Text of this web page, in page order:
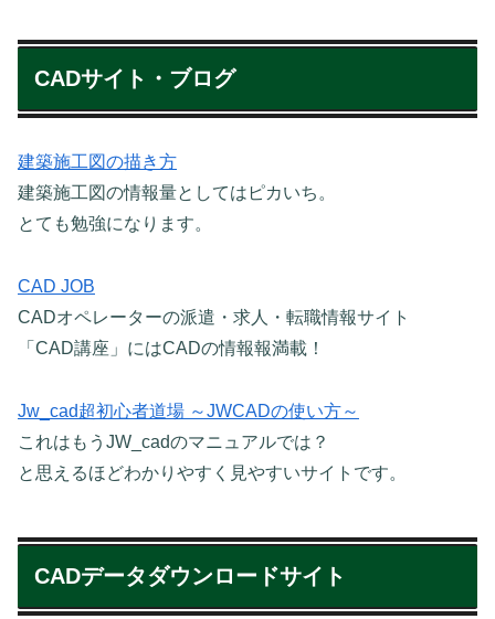
CADサイト・ブログ
建築施工図の描き方
建築施工図の情報量としてはピカいち。
とても勉強になります。
CAD JOB
CADオペレーターの派遣・求人・転職情報サイト
「CAD講座」にはCADの情報報満載！
Jw_cad超初心者道場 ～JWCADの使い方～
これはもうJW_cadのマニュアルでは？
と思えるほどわかりやすく見やすいサイトです。
CADデータダウンロードサイト